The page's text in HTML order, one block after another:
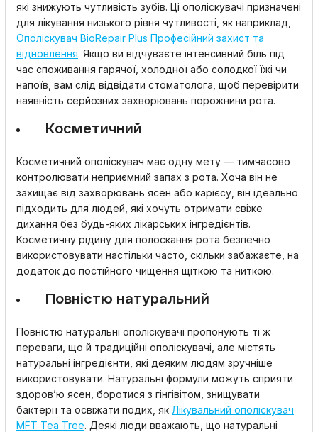
які знижують чутливість зубів. Ці ополіскувачі призначені
для лікування низького рівня чутливості, як наприклад,
Ополіскувач BioRepair Plus Професійний захист та
відновлення. Якщо ви відчуваєте інтенсивний біль під
час споживання гарячої, холодної або солодкої їжі чи
напоїв, вам слід відвідати стоматолога, щоб перевірити
наявність серйозних захворювань порожнини рота.
Косметичний
Косметичний ополіскувач має одну мету — тимчасово
контролювати неприємний запах з рота. Хоча він не
захищає від захворювань ясен або карієсу, він ідеально
підходить для людей, які хочуть отримати свіже
дихання без будь-яких лікарських інгредієнтів.
Косметичну рідину для полоскання рота безпечно
використовувати настільки часто, скільки забажаєте, на
додаток до постійного чищення щіткою та ниткою.
Повністю натуральний
Повністю натуральні ополіскувачі пропонують ті ж
переваги, що й традиційні ополіскувачі, але містять
натуральні інгредієнти, які деяким людям зручніше
використовувати. Натуральні формули можуть сприяти
здоров’ю ясен, боротися з гінгівітом, знищувати
бактерії та освіжати подих, як Лікувальний ополіскувач
MFT Tea Tree. Деякі люди вважають, що натуральні